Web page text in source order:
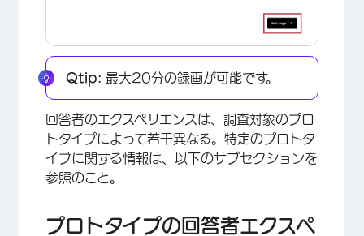
×
Qtip: 最大20分の録画が可能です。
回答者のエクスペリエンスは、調査対象のプロ
トタイプによって若干異なる。特定のプロトタ
イプに関する情報は、以下のサブセクションを
参照のこと。
プロトタイプの回答者エクスペ